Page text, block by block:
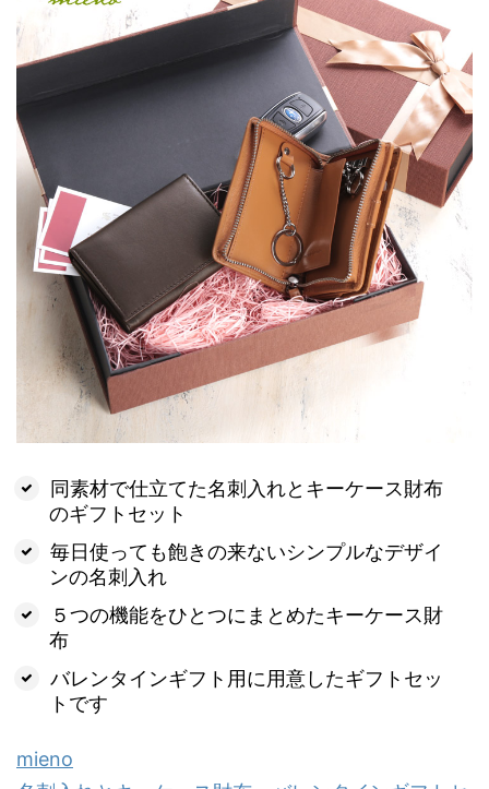
同素材で仕立てた名刺入れとキーケース財布
のギフトセット
毎日使っても飽きの来ないシンプルなデザイ
ンの名刺入れ
５つの機能をひとつにまとめたキーケース財
布
バレンタインギフト用に用意したギフトセッ
トです
mieno